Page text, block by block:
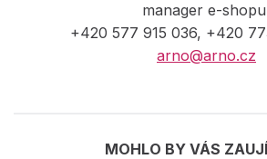
manager e-shopu
+420 577 915 036, +420
arno@arno.cz
MOHLO BY VÁS